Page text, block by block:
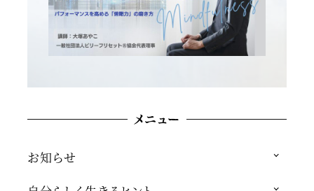
メニュー
お知らせ